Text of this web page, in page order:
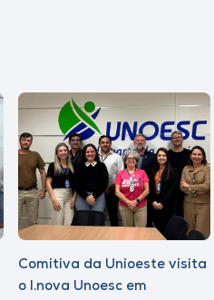
Comitiva da Unioeste visita
o I.nova Unoesc em